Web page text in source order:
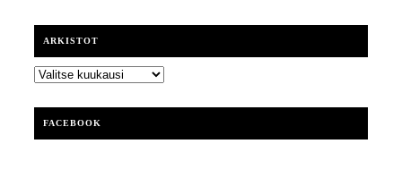
ARKISTOT
ARKISTOT
FACEBOOK